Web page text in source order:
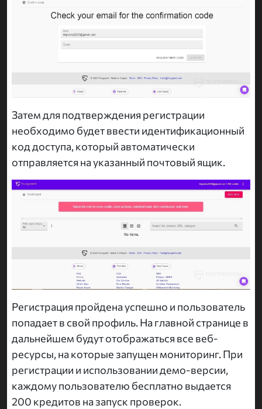
Затем для подтверждения регистрации
необходимо будет ввести идентификационный
код доступа, который автоматически
отправляется на указанный почтовый ящик.
Регистрация пройдена успешно и пользователь
попадает в свой профиль. На главной странице в
дальнейшем будут отображаться все веб-
ресурсы, на которые запущен мониторинг. При
регистрации и использовании демо-версии,
каждому пользователю бесплатно выдается
200 кредитов на запуск проверок.